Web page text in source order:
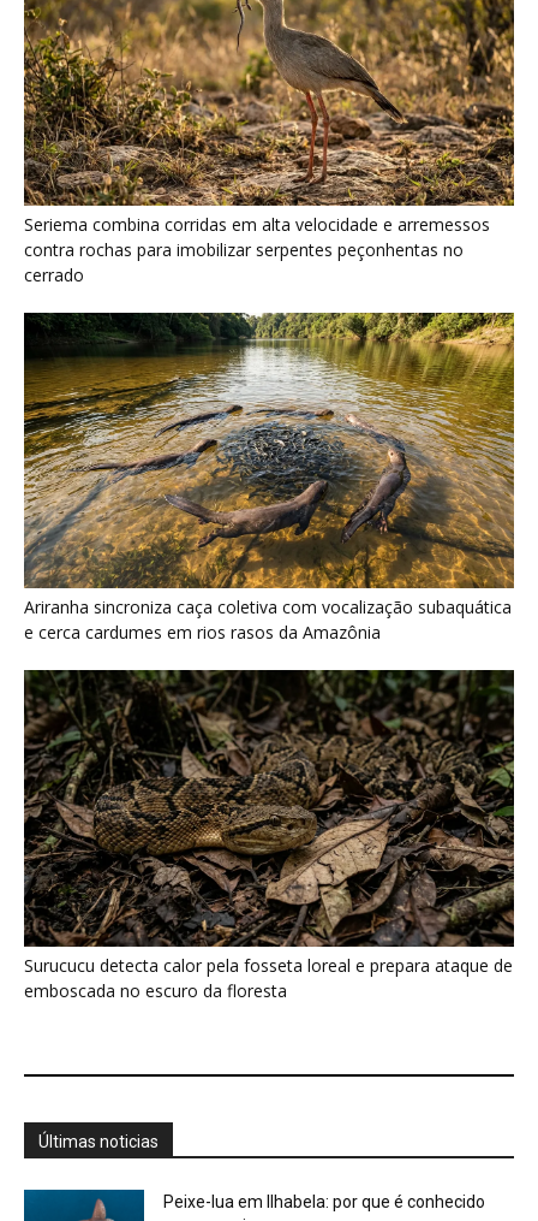
Ariranha sincroniza caça coletiva com vocalização subaquática
e cerca cardumes em rios rasos da Amazônia
Surucucu detecta calor pela fosseta loreal e prepara ataque de
emboscada no escuro da floresta
Últimas noticias
Peixe-lua em Ilhabela: por que é conhecido
como o peixe...
7 de agosto de 2026
Tovaca-de-baturité: nova ave do Ceará mais
anda que voa
7 de agosto de 2026
Osso hioide do pica-pau contorna o crânio e
7 de agosto de 2026